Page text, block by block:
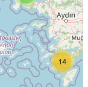
14